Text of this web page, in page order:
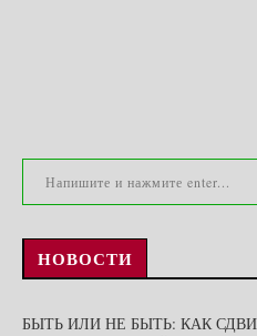
НОВОСТИ
БЫТЬ ИЛИ НЕ БЫТЬ: КАК